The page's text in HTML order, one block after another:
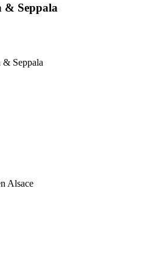
& Seppala
& Seppala
Alsace